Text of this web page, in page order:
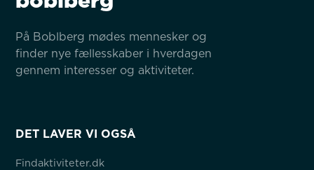
På Boblberg mødes mennesker og
finder nye fællesskaber i hverdagen
gennem interesser og aktiviteter.
DET LAVER VI OGSÅ
Findaktiviteter.dk